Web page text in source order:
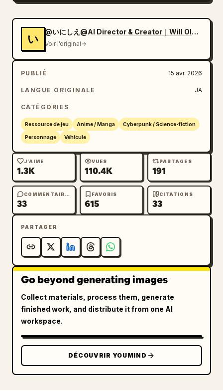
い
@いにしえ@AI Director & Creator｜Will Oldgram
Voir l’original
PUBLIÉ 15 avr. 2026
LANGUE ORIGINALE JA
CATÉGORIES
Ressource de jeu Anime / Manga Cyberpunk / Science-fiction
Personnage Véhicule
J’AIME
1.3K
VUES
110.4K
PARTAGES
191
COMMENTAIRES
33
FAVORIS
615
CITATIONS
33
PARTAGER
Go beyond generating images
Collect materials, process them, generate
finished work, and distribute it from one AI
workspace.
DÉCOUVRIR YOUMIND